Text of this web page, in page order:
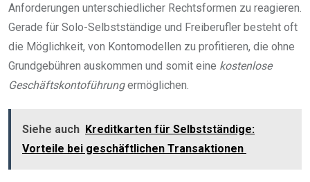
Anforderungen unterschiedlicher Rechtsformen zu reagieren.
Gerade für Solo-Selbstständige und Freiberufler besteht oft
die Möglichkeit, von Kontomodellen zu profitieren, die ohne
Grundgebühren auskommen und somit eine kostenlose
Geschäftskontoführungermöglichen.
Siehe auch Kreditkarten für Selbstständige:
Vorteile bei geschäftlichen Transaktionen